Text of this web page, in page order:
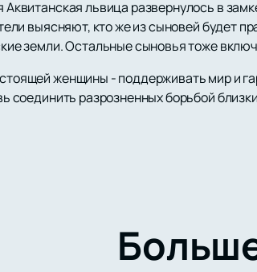
Аквитанская львица развернулось в
выясняют, кто же из сыновей будет
земли. Остальные сыновья тоже
женщины - поддерживать мир и
соединить разрозненных борьбой